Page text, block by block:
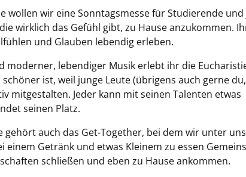
wollen wir eine Sonntagsmesse für Studierende
wirklich das Gefühl gibt, zu Hause anzukommen.
und Glauben lebendig erleben.
moderner, lebendiger Musik erlebt ihr die
ist, weil junge Leute (übrigens auch gerne
mitgestalten. Jeder kann mit seinen Talenten etwas
seinen Platz.
gehört auch das Get-Together, bei dem wir unter
einem Getränk und etwas Kleinem zu essen
schließen und eben zu Hause ankommen.